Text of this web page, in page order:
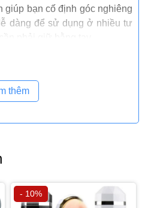
giúp bạn cố định góc nghiêng
dàng để sử dụng ở nhiều tư
thêm
- 10%